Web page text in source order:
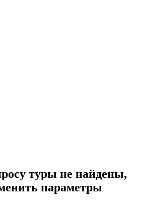
туры не найдены,
параметры